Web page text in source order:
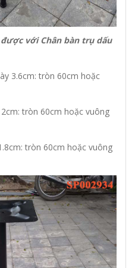
với Chân bàn trụ dấu
3.6cm: tròn 60cm hoặc
tròn 60cm hoặc vuông
tròn 60cm hoặc vuông